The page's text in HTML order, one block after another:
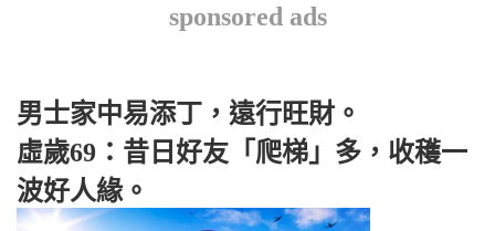
sponsored ads
男士家中易添丁，遠行旺財。
虛歲69：昔日好友「爬梯」多，收穫一
波好人緣。